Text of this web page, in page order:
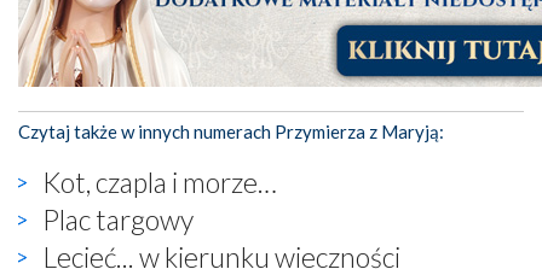
Czytaj także w innych numerach Przymierza z Maryją:
Kot, czapla i morze…
Plac targowy
Lecieć... w kierunku wieczności